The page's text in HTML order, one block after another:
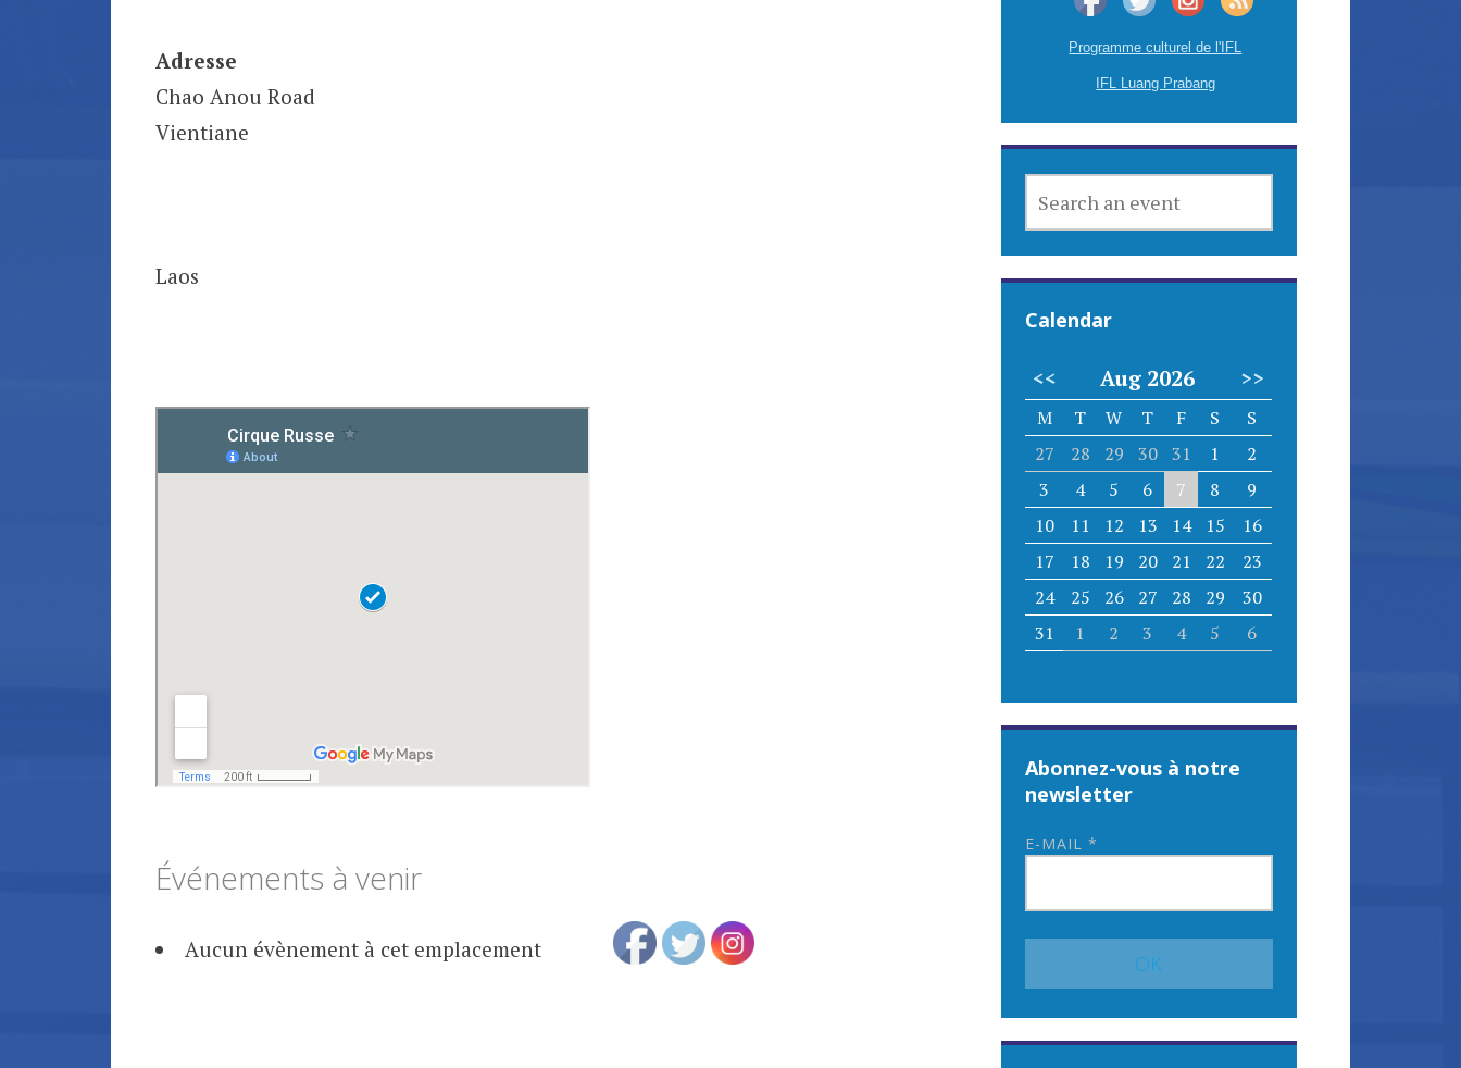
Adresse
Chao Anou Road
Vientiane
Laos
Événements à venir
Aucun évènement à cet emplacement
Programme culturel de l'IFL
IFL Luang Prabang
AN
Calendar
<< Aug 2026 >>
M T W T F S
S
27
28 29 30 31 1
2
3
4 5 6 7 8
9
10
11 12 13 14 15
16
17
18 19 20 21 22
23
24
25 26 27 28 29
30
31
1 2 3 4 5 6
Abonnez-vous à notre
newsletter
E-MAIL*